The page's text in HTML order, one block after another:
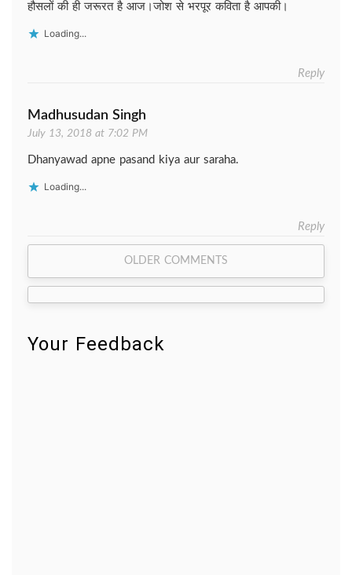
हौसलों की ही जरूरत है आज।जोश से भरपूर कविता है आपकी।
Loading...
Reply
Madhusudan Singh
July 13, 2018 at 7:02 PM
Dhanyawad apne pasand kiya aur saraha.
Loading...
Reply
Comment
navigation
OLDER COMMENTS
Your Feedback